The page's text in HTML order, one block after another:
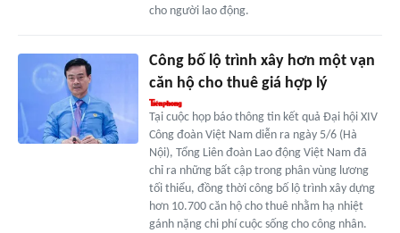
cho người lao động.
Công bố lộ trình xây hơn một vạn
căn hộ cho thuê giá hợp lý
Tại cuộc họp báo thông tin kết quả Đại hội XIV
Công đoàn Việt Nam diễn ra ngày 5/6 (Hà
Nội), Tổng Liên đoàn Lao động Việt Nam đã
chỉ ra những bất cập trong phân vùng lương
tối thiểu, đồng thời công bố lộ trình xây dựng
hơn 10.700 căn hộ cho thuê nhằm hạ nhiệt
gánh nặng chi phí cuộc sống cho công nhân.